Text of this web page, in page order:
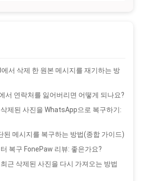
서 삭제 한 원본 메시지를 재기하는 방
서 연락처를 잃어버리면 어떻게 되나요?
제된 사진을 WhatsApp으로 복구하기:
된 메시지를 복구하는 방법(종합 가이드)
복구 FonePaw 리뷰: 좋은가요?
근 삭제된 사진을 다시 가져오는 방법